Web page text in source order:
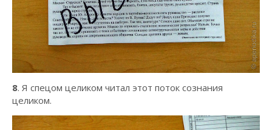
8. Я спецом целиком читал этот поток сознания
целиком.